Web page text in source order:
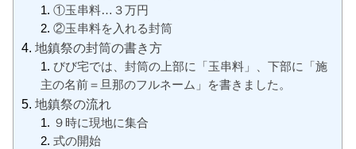
①玉串料…３万円
②玉串料を入れる封筒
地鎮祭の封筒の書き方
びび宅では、封筒の上部に「玉串料」、下部に「施
主の名前＝旦那のフルネーム」を書きました。
地鎮祭の流れ
９時に現地に集合
式の開始